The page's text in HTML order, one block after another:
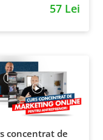
57 Lei
concentrat de